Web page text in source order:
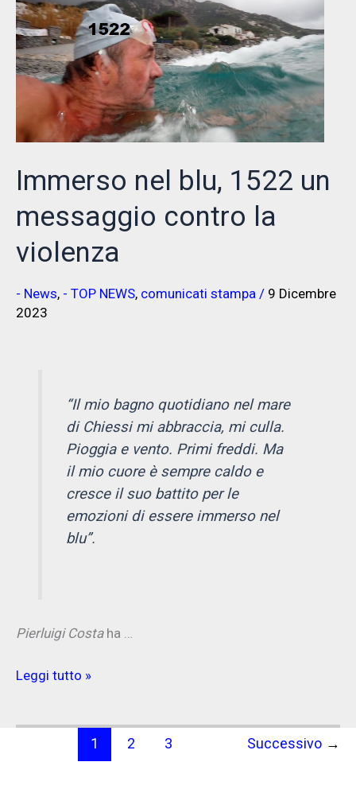
cremina
per
le
scottature
Immerso nel blu, 1522 un
messaggio contro la
violenza
- News, - TOP NEWS, comunicati stampa / 9 Dicembre
2023
“Il mio bagno quotidiano nel mare
di Chiessi mi abbraccia, mi culla.
Pioggia e vento. Primi freddi. Ma
il mio cuore è sempre caldo e
cresce il suo battito per le
emozioni di essere immerso nel
blu”.
Pierluigi Costaha …
Immerso
Leggi tutto »
1 2 3 Successivo →